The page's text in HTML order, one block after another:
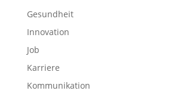
Gesundheit
Innovation
Job
Karriere
Kommunikation